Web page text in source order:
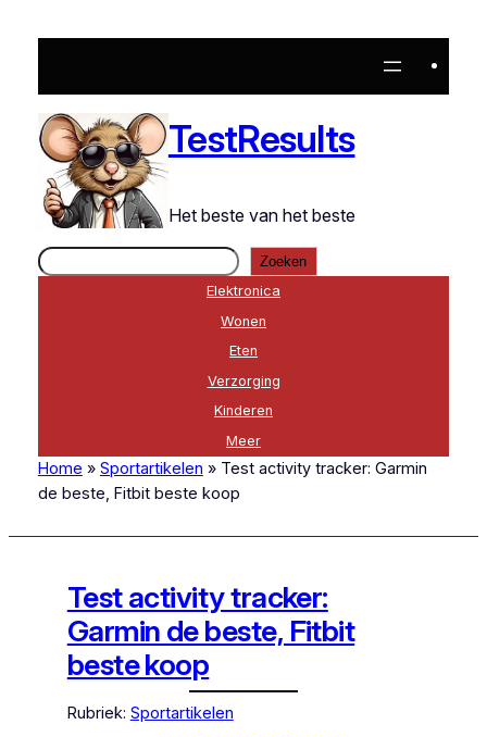
naar
inhoud
TestResults
Het beste van het beste
Zoeken
Zoeken
Elektronica
Wonen
Eten
Verzorging
Kinderen
Meer
Home » Sportartikelen »Test activity tracker: Garmin
de beste, Fitbit beste koop
Test activity tracker:
Garmin de beste, Fitbit
beste koop
Rubriek: Sportartikelen